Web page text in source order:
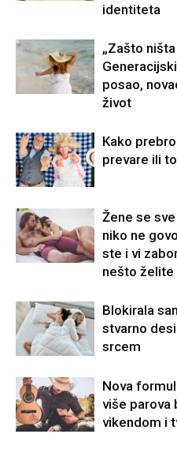
identiteta
„Zašto
posao,
život
Kako
prevare ili
Žene se
niko ne
ste i vi
nešto želite
Blokirala
stvarno
srcem
Nova
više parova
vikendom i